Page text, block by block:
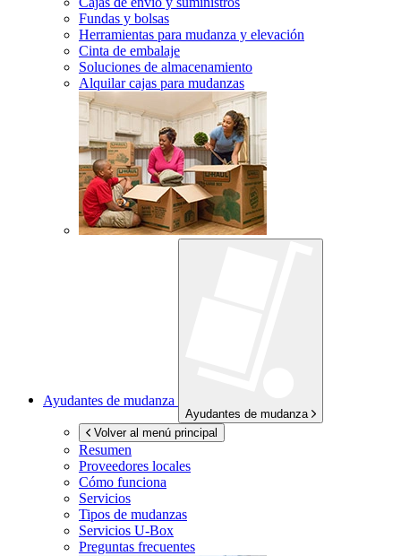
Fundas y bolsas
Herramientas para mudanza y elevación
Cinta de embalaje
Soluciones de almacenamiento
Alquilar cajas para mudanzas
Ayudantes de mudanza
Ayudantes de mudanza
Volver al menú principal
Resumen
Proveedores locales
Cómo funciona
Servicios
Tipos de mudanzas
Servicios U-Box
Preguntas frecuentes